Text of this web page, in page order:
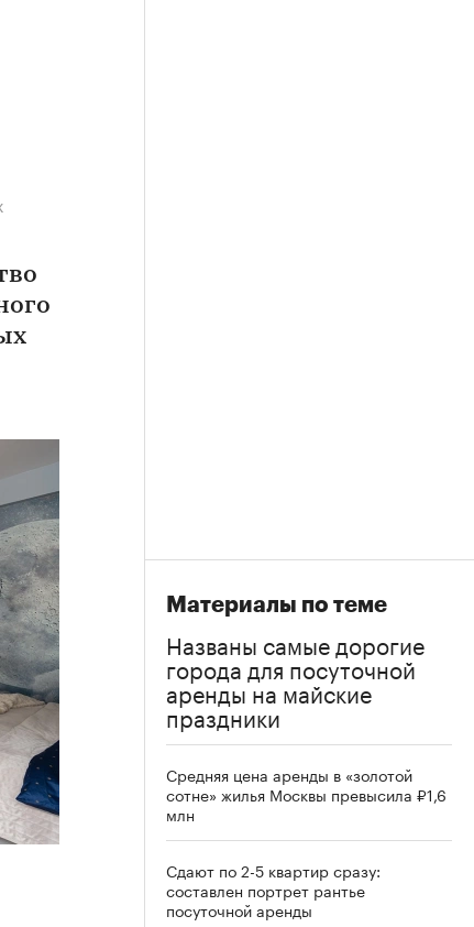
Материалы по теме
Названы самые дорогие
города для посуточной
аренды на майские
праздники
Средняя цена аренды в «золотой
сотне» жилья Москвы превысила ₽1,6
млн
Сдают по 2-5 квартир сразу:
составлен портрет рантье
посуточной аренды